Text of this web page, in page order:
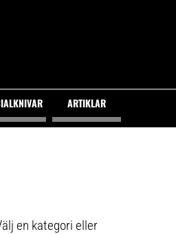
ARTIKLAR
en kategori eller